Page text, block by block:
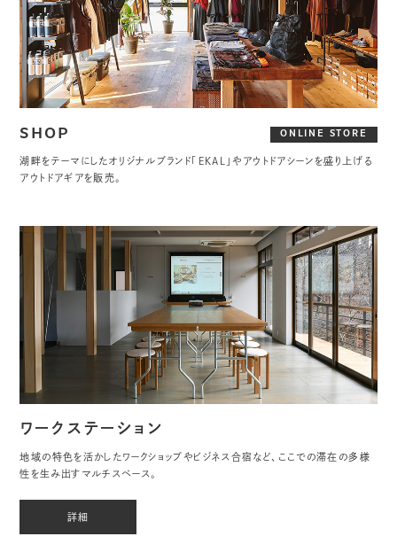
SHOP ONLINE STORE
湖畔をテーマにしたオリジナルブランド「EKAL」やアウトドアシーンを盛り上げる
アウトドアギアを販売。
ワークステーション
地域の特色を活かしたワークショップやビジネス合宿など、ここでの滞在の多様
性を生み出すマルチスペース。
詳細